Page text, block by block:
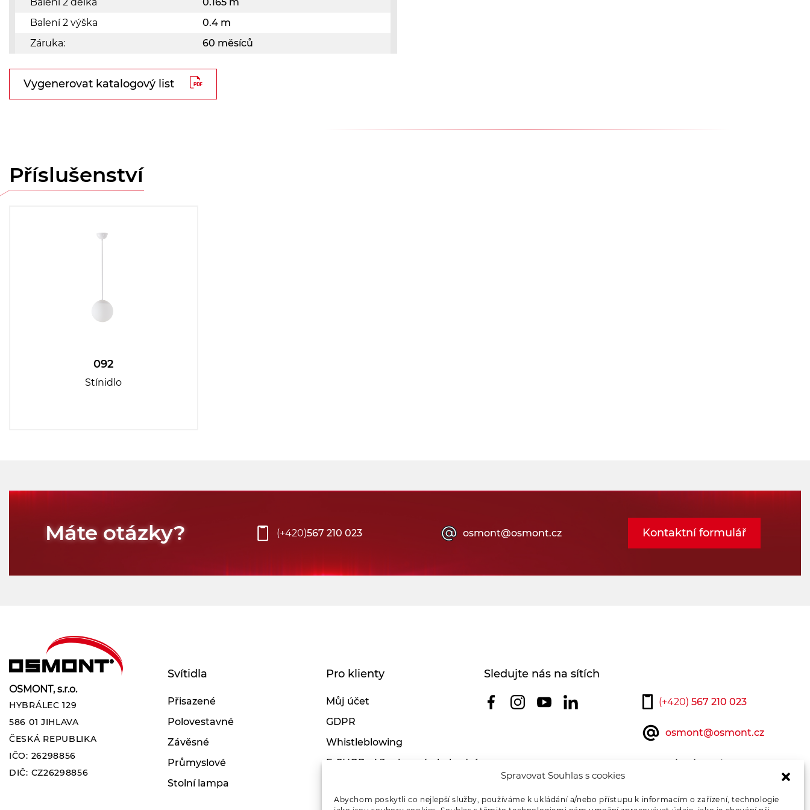
Spravovat Souhlas s cookies
Abychom poskytli co nejlepší služby, používáme k ukládání a/nebo přístupu k informacím o zařízení, technologie
Balení 2 výška
0.4 m
Záruka:
60 měsíců
Vygenerovat katalogový list
Příslušenství
092
Stínidlo
Máte otázky? (+420)567 210 023 osmont@osmont.cz Kontaktní formulář
OSMONT, s.r.o.
HYBRÁLEC 129
586 01 JIHLAVA
ČESKÁ REPUBLIKA
IČO: 26298856
DIČ: CZ26298856
Svítidla
Přisazené
Polovestavné
Závěsné
Průmyslové
Stolní lampa
Pro klienty
Můj účet
GDPR
Whistleblowing
E-SHOP – Všeobecné obchodní
Reklamační řád OSMONT
Sledujte nás na sítích
(+420) 567 210 023
osmont@osmont.cz
Kontaktujte nás